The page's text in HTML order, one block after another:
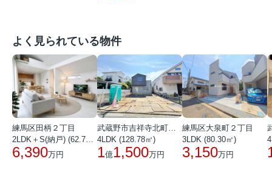
よく見られている物件
練馬区田柄２丁目
2LDK＋S(納戸) (62.72㎡)
6,390万円
武蔵野市吉祥寺北町１丁目
4LDK (128.78㎡)
1億1,500万円
練馬区大泉町２丁目
3LDK (80.30㎡)
3,150万円